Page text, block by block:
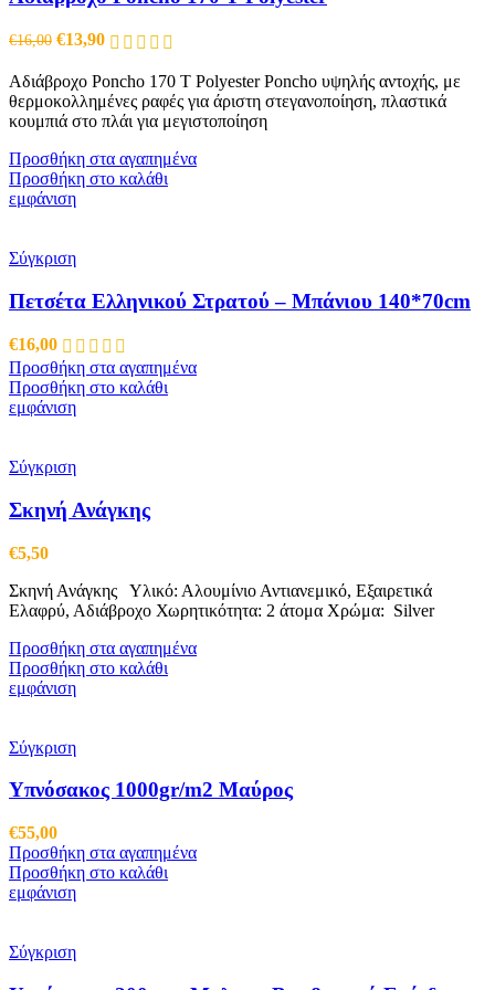
€16,00 Original
was:
€16,00.
€13,90Η
τιμή
είναι:
€13,90.
Αδιάβροχο Poncho 170 T Polyester Poncho υψηλής αντοχής, με
θερμοκολλημένες ραφές για άριστη στεγανοποίηση, πλαστικά
κουμπιά στο πλάι για μεγιστοποίηση
Προσθήκη στα αγαπημένα
Προσθήκη στο καλάθι
εμφάνιση
Σύγκριση
Πετσέτα Ελληνικού Στρατού – Μπάνιου 140*70cm
€16,00
Προσθήκη στα αγαπημένα
Προσθήκη στο καλάθι
εμφάνιση
Σύγκριση
Σκηνή Ανάγκης
€5,50
Σκηνή Ανάγκης Υλικό: Αλουμίνιο Αντιανεμικό, Εξαιρετικά
Ελαφρύ, Αδιάβροχο Χωρητικότητα: 2 άτομα Χρώμα: Silver
Προσθήκη στα αγαπημένα
Προσθήκη στο καλάθι
εμφάνιση
Σύγκριση
Υπνόσακος 1000gr/m2 Μαύρος
€55,00
Προσθήκη στα αγαπημένα
Προσθήκη στο καλάθι
εμφάνιση
Σύγκριση